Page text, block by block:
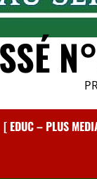
[ EDUC – PLUS